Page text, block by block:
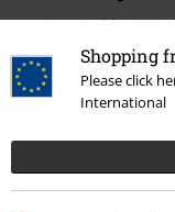
Shopping
Please click
International
Musique Médias
Musique Les Styles
Les Styles